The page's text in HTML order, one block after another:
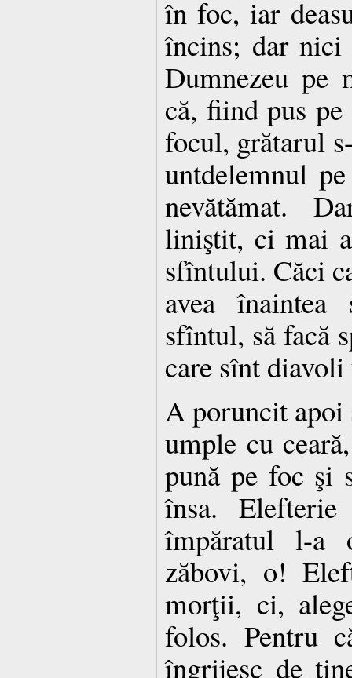
în foc, iar
încins; dar nici
Dumnezeu pe
că, fiind pus pe
focul, grătarul
untdelemnul
nevătămat.
liniştit, ci mai
sfîntului. Căci
avea
sfîntul, să facă
care sînt
A poruncit apoi
umple cu
pună pe foc şi
însa. Elefterie
împăratul l-a
zăbovi, o!
morţii, ci,
folos. Pentru
îngrijesc de